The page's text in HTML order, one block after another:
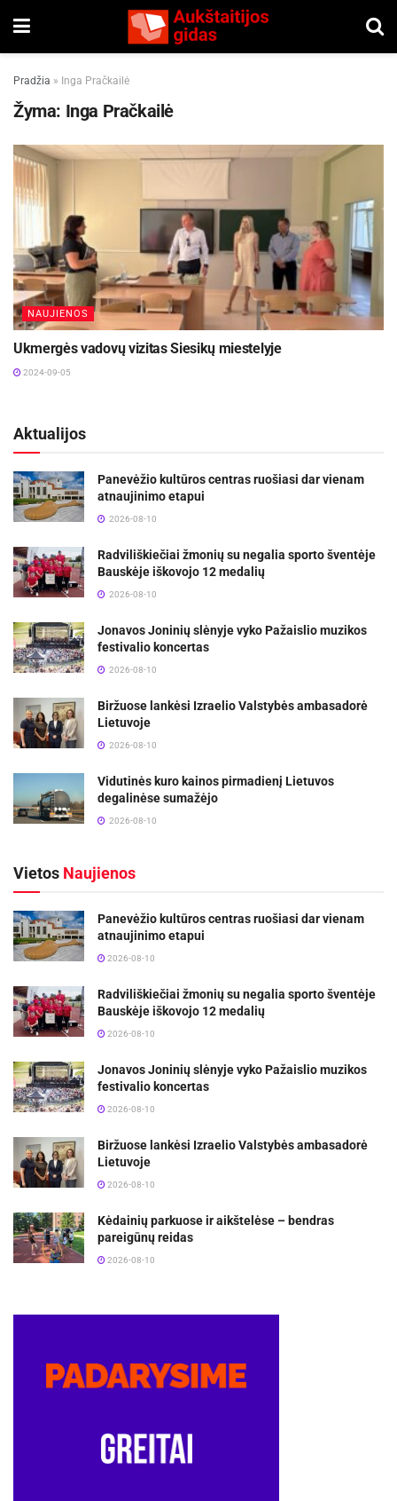
Pradžia » Inga Pračkailė
Žyma: Inga Pračkailė
NAUJIENOS
Ukmergės vadovų vizitas Siesikų miestelyje
2024-09-05
Aktualijos
Panevėžio kultūros centras ruošiasi dar vienam
atnaujinimo etapui
2026-08-10
Radviliškiečiai žmonių su negalia sporto šventėje
Bauskėje iškovojo 12 medalių
2026-08-10
Jonavos Joninių slėnyje vyko Pažaislio muzikos
festivalio koncertas
2026-08-10
Biržuose lankėsi Izraelio Valstybės ambasadorė
Lietuvoje
2026-08-10
Vidutinės kuro kainos pirmadienį Lietuvos
degalinėse sumažėjo
2026-08-10
Vietos Naujienos
Panevėžio kultūros centras ruošiasi dar vienam
atnaujinimo etapui
2026-08-10
Radviliškiečiai žmonių su negalia sporto šventėje
Bauskėje iškovojo 12 medalių
2026-08-10
Jonavos Joninių slėnyje vyko Pažaislio muzikos
festivalio koncertas
2026-08-10
Biržuose lankėsi Izraelio Valstybės ambasadorė
Lietuvoje
2026-08-10
Kėdainių parkuose ir aikštelėse – bendras
pareigūnų reidas
2026-08-10